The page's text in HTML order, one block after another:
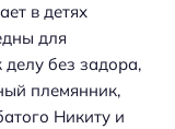
в детях
для
делу без задора,
племянник,
Никиту и